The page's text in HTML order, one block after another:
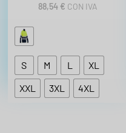
88,54 € CON IVA
S M L
XL
XXL
3XL 4XL